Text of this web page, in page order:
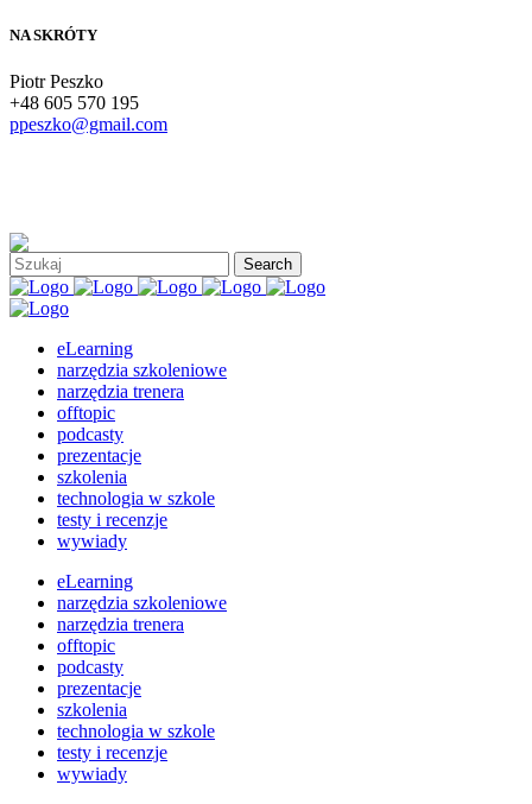
NA SKRÓTY
Piotr Peszko
+48 605 570 195
ppeszko@gmail.com
eLearning
narzędzia szkoleniowe
narzędzia trenera
offtopic
podcasty
prezentacje
szkolenia
technologia w szkole
testy i recenzje
wywiady
eLearning
narzędzia szkoleniowe
narzędzia trenera
offtopic
podcasty
prezentacje
szkolenia
technologia w szkole
testy i recenzje
wywiady